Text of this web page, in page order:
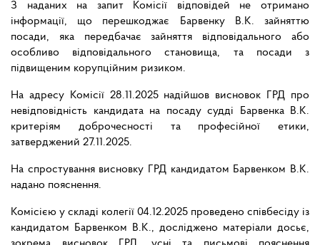
З наданих на запит Комісії відповідей не отримано
інформації, що перешкоджає Барвенку В.К. зайняттю
посади, яка передбачає зайняття відповідального або
особливо відповідального становища, та посади з
підвищеним корупційним ризиком.
На адресу Комісії 28.11.2025 надійшов висновок ГРД про
невідповідність кандидата на посаду судді Барвенка В.К.
критеріям доброчесності та професійної етики,
затверджений 27.11.2025.
На спростування висновку ГРД кандидатом Барвенком В.К.
надано пояснення.
Комісією у складі колегії 04.12.2025 проведено співбесіду із
кандидатом Барвенком В.К., досліджено матеріали досьє,